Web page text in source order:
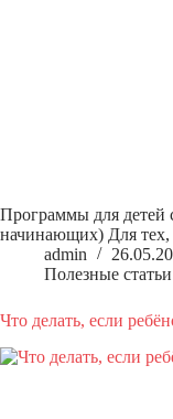
Программы для детей
начинающих) Для тех,
admin
Полезные статьи
Что делать, если